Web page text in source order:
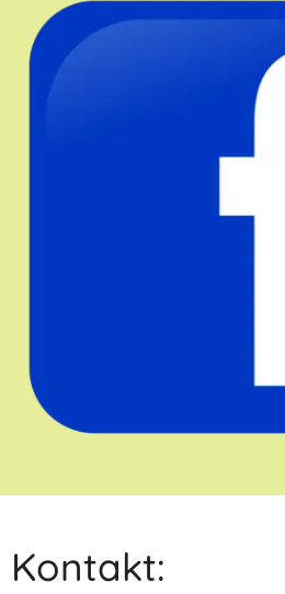
Kontakt: